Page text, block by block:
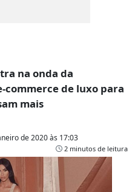
na onda da
commerce de luxo para
mais
de 2020 às 17:03
2 minutos de leitura